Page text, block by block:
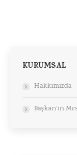
KURUMSAL
Hakkımızda
Başkan’ın